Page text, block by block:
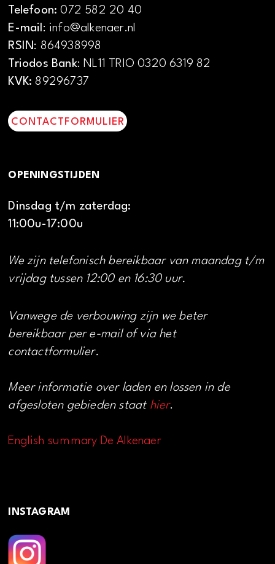
Telefoon:072 582 20 40
E-mail: info@alkenaer.nl
RSIN: 864938998
Triodos Bank: NL11 TRIO 0320 6319 82
KVK: 89296737
CONTACTFORMULIER
OPENINGSTIJDEN
Dinsdag t/m zaterdag:
11:00u-17:00u
We zijn telefonisch bereikbaar van maandag t/m
vrijdag tussen 12:00 en 16:30 uur.
Vanwege de verbouwing zijn we beter
bereikbaar per e-mail of via het
contactformulier.
Meer informatie over laden en lossen in de
afgesloten gebieden staat hier.
English summary De Alkenaer
INSTAGRAM